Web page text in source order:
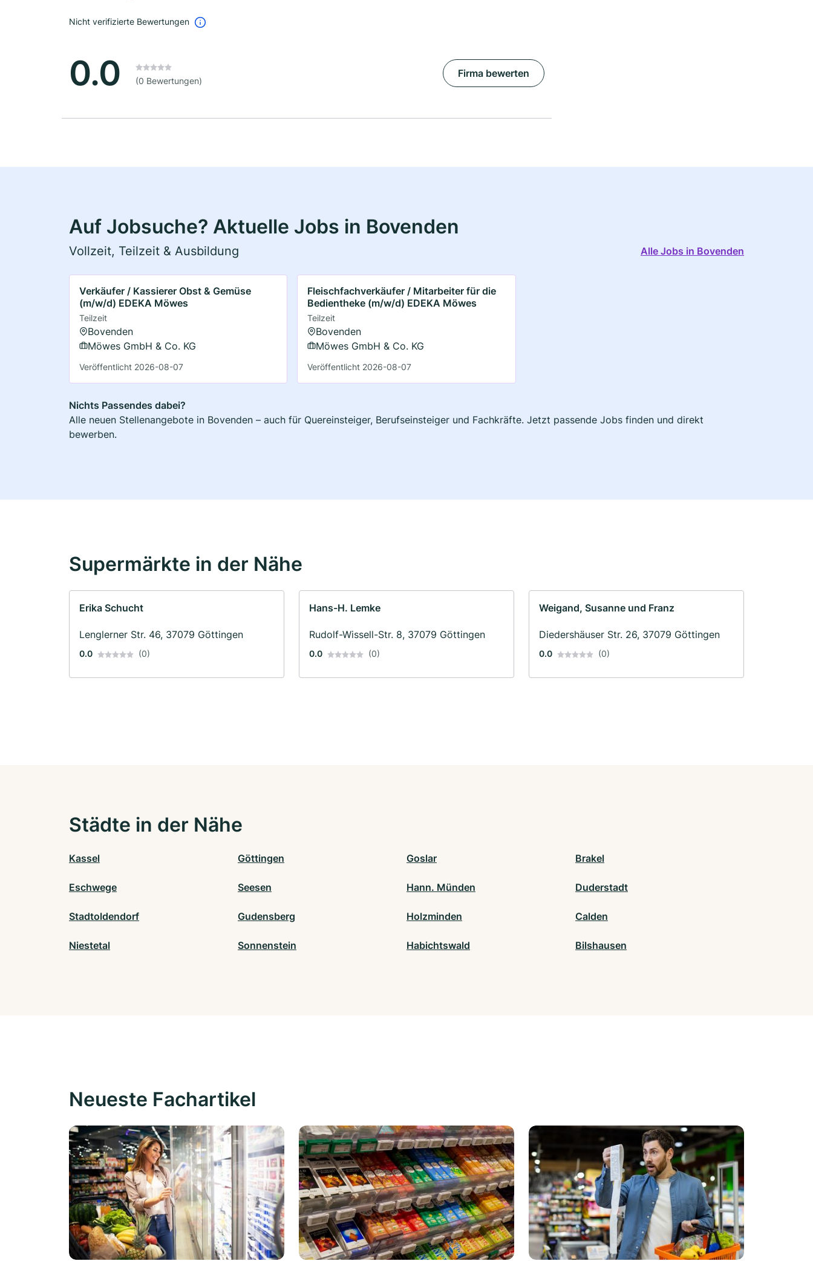
Nicht verifizierte Bewertungen
0.0 (0 Bewertungen)
Firma bewerten
Auf Jobsuche? Aktuelle Jobs in Bovenden
Vollzeit, Teilzeit & Ausbildung Alle Jobs in Bovenden
Verkäufer / Kassierer Obst & Gemüse
(m/w/d) EDEKA Möwes
Teilzeit
Bovenden
Möwes GmbH & Co. KG
Veröffentlicht 2026-08-07
Fleischfachverkäufer / Mitarbeiter für die
Bedientheke (m/w/d) EDEKA Möwes
Teilzeit
Bovenden
Möwes GmbH & Co. KG
Veröffentlicht 2026-08-07
Nichts Passendes dabei?
Alle neuen Stellenangebote in Bovenden – auch für Quereinsteiger, Berufseinsteiger und Fachkräfte. Jetzt passende Jobs finden und direkt
bewerben.
Supermärkte in der Nähe
Erika Schucht
Lenglerner Str. 46, 37079 Göttingen
0.0 (0)
Hans-H. Lemke
Rudolf-Wissell-Str. 8, 37079 Göttingen
0.0 (0)
Weigand, Susanne und Franz
Diedershäuser Str. 26, 37079 Göttingen
0.0 (0)
Städte in der Nähe
Kassel Göttingen Goslar Brakel
Eschwege Seesen Hann. Münden Duderstadt
Stadtoldendorf Gudensberg Holzminden Calden
Niestetal Sonnenstein Habichtswald Bilshausen
Neueste Fachartikel